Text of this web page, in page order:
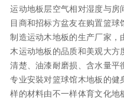
运动地板层空气相对湿度与房
目商和招标方盆友在购置篮
制造运动木地板的生产厂家，
木运动地板的品质和美观大方
清楚、油漆耐磨损、含水量平
专业安裝对篮球馆木地板的健
样的材料由不一样体育文化地